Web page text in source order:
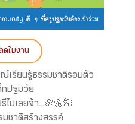
ดใบงาน
เรียนรู้ธรรมชาติรอบตัว
กปฐมวัย
ไปเลยจ้า...🌸🌼🌺
มชาติสร้างสรรค์